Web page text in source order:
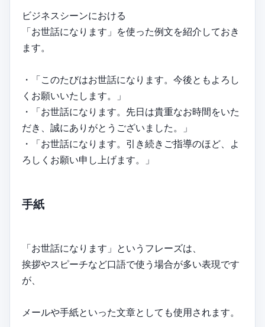
ビジネスシーンにおける
「お世話になります」を使った例文を紹介しておき
ます。
・「このたびはお世話になります。今後ともよろし
くお願いいたします。」
・「お世話になります。先日は貴重なお時間をいた
だき、誠にありがとうございました。」
・「お世話になります。引き続きご指導のほど、よ
ろしくお願い申し上げます。」
手紙
「お世話になります」というフレーズは、
挨拶やスピーチなど口語で使う場合が多い表現です
が、
メールや手紙といった文章としても使用されます。